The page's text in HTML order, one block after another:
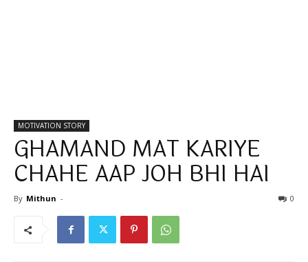
MOTIVATION STORY
GHAMAND MAT KARIYE
CHAHE AAP JOH BHI HAI
By Mithun - 0